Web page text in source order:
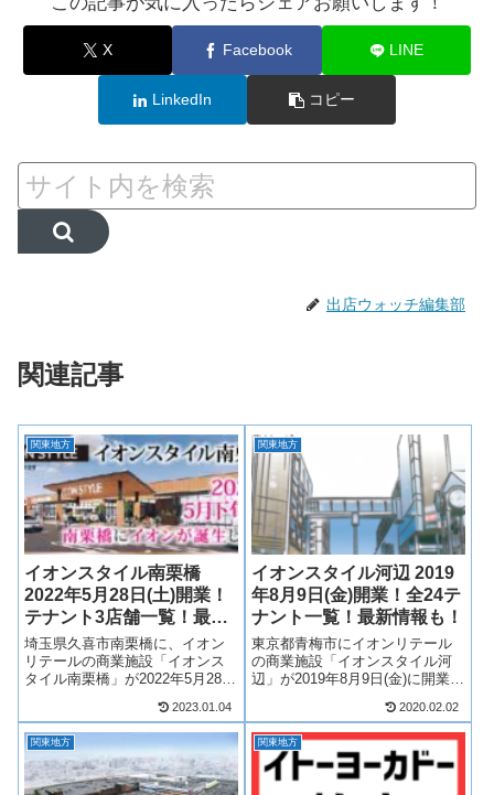
X Facebook LINE
LinkedIn コピー
出店ウォッチ編集部
関連記事
関東地方
イオンスタイル南栗橋
2022年5月28日(土)開業！
テナント3店舗一覧！最新
情報も！
埼玉県久喜市南栗橋に、イオン
リテールの商業施設「イオンス
タイル南栗橋」が2022年5月28日
複数店舗が出店！そんな、イオ
ンスタイル南栗橋がどのような
商業施設になるのか、テナント
や求人情報について見ていきま
す！...
2023.01.04
関東地方
イオンスタイル河辺 2019
年8月9日(金)開業！全24テ
ナント一覧！最新情報も！
東京都青梅市にイオンリテール
の商業施設「イオンスタイル河
辺」が2019年8月9日(金)に開業！
誕生するイオンスタイル河辺。
イオンスタイル河辺を核店舗に
飲食店やサービス店舗など24店
舗が出店！そんな、イオンスタ
イル...
2020.02.02
関東地方 関東地方